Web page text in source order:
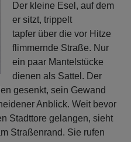
Der kleine Esel, auf dem
er sitzt, trippelt
tapfer über die vor Hitze
flimmernde Straße. Nur
ein paar Mantelstücke
dienen als Sattel. Der
gesenkt, sein Gewand
Anblick. Weit bevor
Stadttore gelangen, sieht
Straßenrand. Sie rufen